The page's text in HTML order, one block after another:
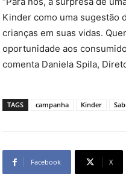
Kinder como uma sugestão
crianças em suas vidas.
oportunidade aos
comenta Daniela Spila,
TAGS campanha Kinder
Facebook X